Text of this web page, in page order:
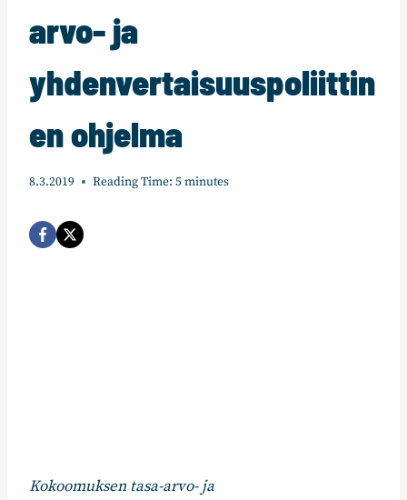
arvo- ja
yhdenvertaisuuspoliittin
en ohjelma
8.3.2019 Reading Time: 5minutes
Kokoomuksen tasa-arvo- ja